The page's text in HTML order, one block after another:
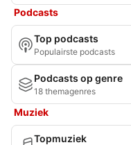
Podcasts
Top podcasts
Populairste podcasts
Podcasts op genre
18 themagenres
Muziek
Topmuziek